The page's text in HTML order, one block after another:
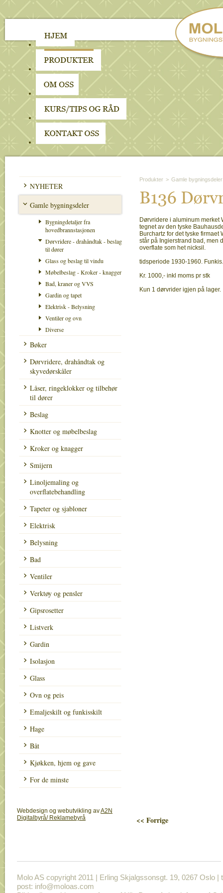
NYHETER
Gamle bygningsdeler
Bygningdetaljer fra
hovedbrannstasjonen
Dørvridere - drahåndtak - beslag
til dører
Glass og beslag til vindu
Møbelbeslag - Kroker - knagger
Bad, kraner og VVS
Gardin og tapet
Elektrisk - Belysning
Ventiler og ovn
Diverse
Bøker
Dørvridere, drahåndtak og
skyvedørskåler
Låser, ringeklokker og tilbehør
til dører
Beslag
Knotter og møbelbeslag
Kroker og knagger
Smijern
Linoljemaling og
overflatebehandling
Tapeter og sjabloner
Elektrisk
Belysning
Bad
Ventiler
Verktøy og pensler
Gipsrosetter
Listverk
Gardin
Isolasjon
Glass
Ovn og peis
Emaljeskilt og funkisskilt
Hage
Båt
Kjøkken, hjem og gave
For de minste
Produkter > Gamle bygningsdeler
B136 Dø
Dørvridere i aluminum merket
tegnet av den tyske
Burchartz for det tyske firmaet
står på Ingierstrand bad, men
overflate som het nicksil.
tidsperiode 1930-1960. Funkis.
Kr. 1000,- inkl moms pr stk
Kun 1 dørvrider igjen på lager.
<< Forrige
Molo AS copyright 2011 | Erling Skjalgssonsgt. 19, 0267 Oslo |
post: info@moloas.com
Webdesign og webutvikling avA2N
Digitalbyrå/ Reklamebyrå